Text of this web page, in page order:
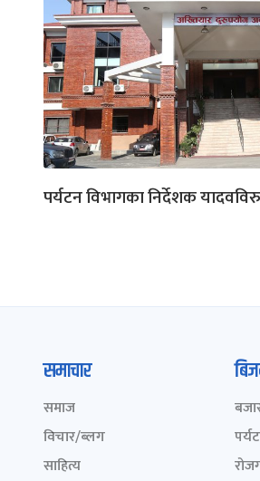
पर्यटन विभागका निर्देशक
समाचार
समाज
विचार/ब्लग
साहित्य